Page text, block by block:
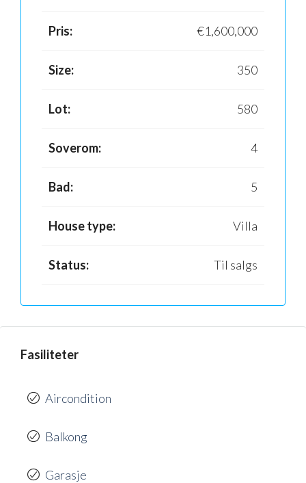
Pris: €1,600,000
Size: 350
Lot: 580
Soverom: 4
Bad: 5
House type: Villa
Status: Til salgs
Fasiliteter
Aircondition
Balkong
Garasje